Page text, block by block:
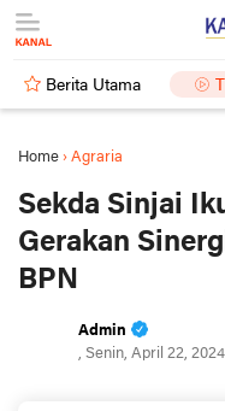
Berita Utama
Home › Agraria
Sekda Sinjai
Gerakan
BPN
Admin
, Senin, April 22,